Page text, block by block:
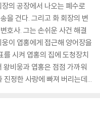
의 공장에서 나오는 폐수로
을 건다. 그리고 화 회장의 변
호사. 그는 손쉬운 사건 해결
이 엽홍에게 접근해 양어장을
시켜 엽홍의 집에 도청장치
왕비웅과 엽홍은 점점 가까워
정한 사랑에 빠져 버리는데...